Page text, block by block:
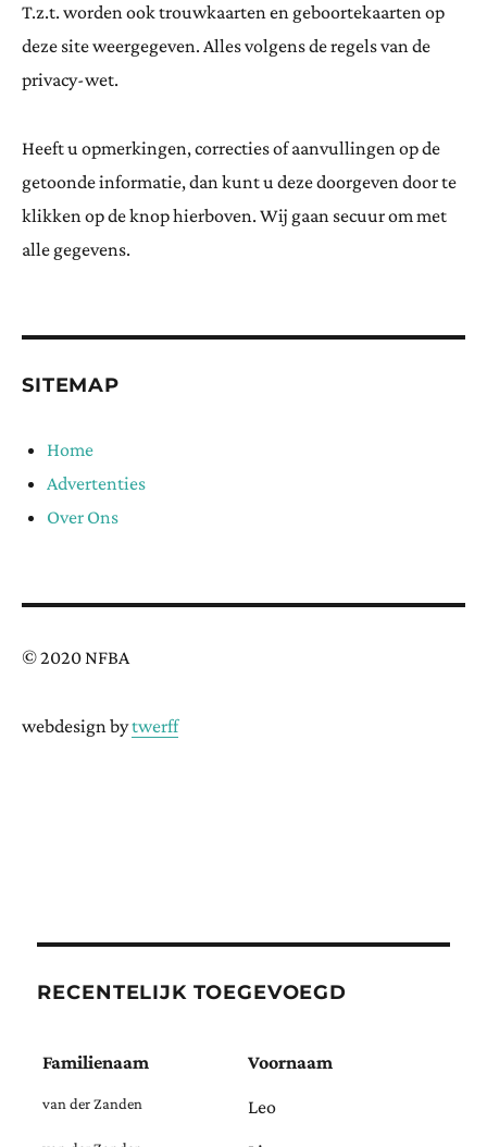
T.z.t. worden ook trouwkaarten en geboortekaarten op
deze site weergegeven. Alles volgens de regels van de
privacy-wet.
Heeft u opmerkingen, correcties of aanvullingen op de
getoonde informatie, dan kunt u deze doorgeven door te
klikken op de knop hierboven. Wij gaan secuur om met
alle gegevens.
SITEMAP
Home
Advertenties
Over Ons
© 2020 NFBA
webdesign bytwerff
RECENTELIJK TOEGEVOEGD
Familienaam Voornaam
van der Zanden Leo